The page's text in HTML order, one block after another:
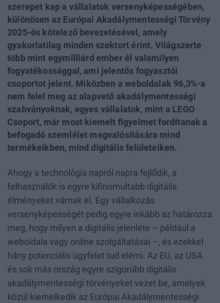
szerepet kap a vállalatok versenyképességében,
különösen az Európai Akadálymentességi Törvény
2025-ös kötelező bevezetésével, amely
gyakorlatilag minden szektort érint. Világszerte
több mint egymilliárd ember él valamilyen
fogyatékossággal, ami jelentős fogyasztói
csoportot jelent. Miközben a weboldalak 96,3%-a
nem felel meg az alapvető akadálymentességi
szabványoknak, egyes vállalatok, mint a LEGO
Csoport, már most kiemelt figyelmet fordítanak a
befogadó szemlélet megvalósítására mind
termékeikben, mind digitális felületeiken.
Ahogy a technológia napról napra fejlődik, a
felhasználók is egyre kifinomultabb digitális
élményeket várnak el. Egy vállalkozás
versenyképességét pedig egyre inkább az határozza
meg, hogy milyen a digitális jelenléte – például a
weboldala vagy online szolgáltatásai –, és ezekkel
hány potenciális ügyfelet tud elérni. Az EU, az USA
és sok más ország egyre szigorúbb digitális
akadálymentességi törvényeket vezet be, amelyek
közül kiemelkedik az Európai Akadálymentességi